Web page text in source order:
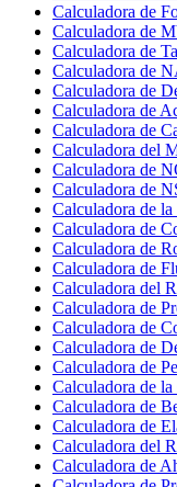
Calculadora de
Calculadora de
Calculadora de
Calculadora de
Calculadora de
Calculadora de
Calculadora de
Calculadora del
Calculadora de
Calculadora de
Calculadora de
Calculadora de
Calculadora de
Calculadora de
Calculadora del
Calculadora de
Calculadora de
Calculadora de
Calculadora de
Calculadora de
Calculadora de
Calculadora de
Calculadora del
Calculadora de